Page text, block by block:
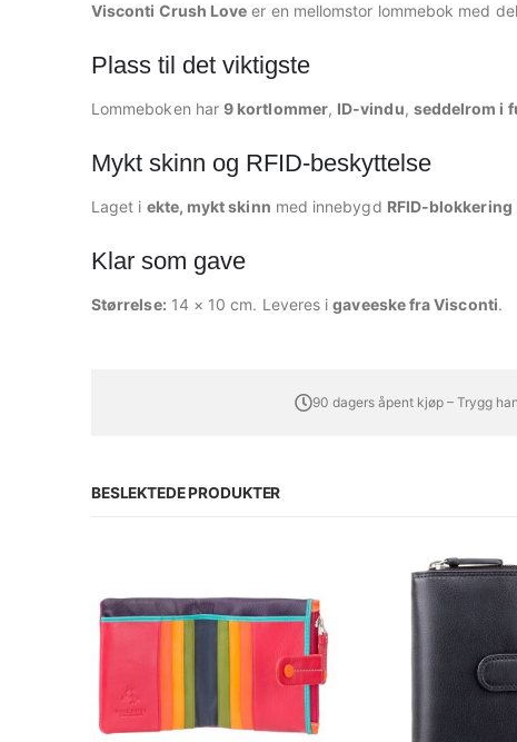
Visconti Crush Love er en mellomstor lommebok med
Plass til det viktigste
Lommeboken har9 kortlommer, ID-vindu, seddelrom i
Mykt skinn og RFID-beskyttelse
Laget i ekte, mykt skinn med innebygd RFID-blokkering
Klar som gave
Størrelse: 14 × 10 cm. Leveres igaveeske fra Visconti.
90 dagers åpent kjøp – Trygg
BESLEKTEDE PRODUKTER